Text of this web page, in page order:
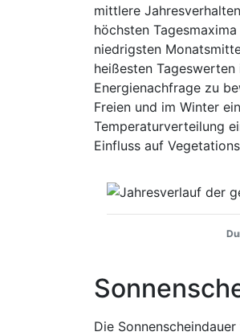
mittlere
höchsten
niedrigsten
heißesten
Energienachfrage zu
Freien und im Winter
Temperaturverteilung
Einfluss auf
Die